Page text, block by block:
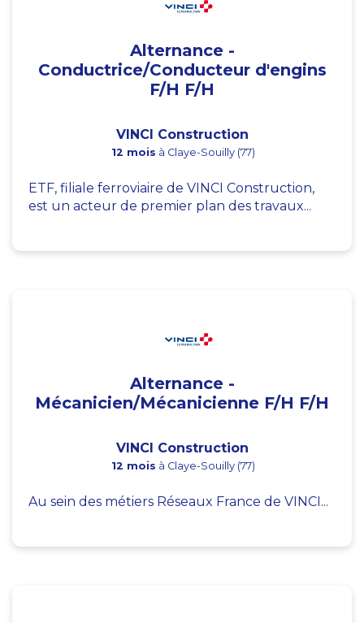
Alternance -
Conductrice/Conducteur d'engins
F/H F/H
VINCI Construction
12 mois à Claye-Souilly (77)
ETF, filiale ferroviaire de VINCI Construction,
est un acteur de premier plan des travaux...
Alternance -
Mécanicien/Mécanicienne F/H F/H
VINCI Construction
12 mois à Claye-Souilly (77)
Au sein des métiers Réseaux France de VINCI...